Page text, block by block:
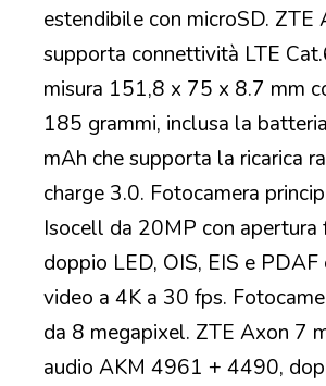
estendibile con microSD. ZTE
supporta connettività LTE
misura 151,8 x 75 x 8.7 mm
185 grammi, inclusa la
mAh che supporta la ricarica
charge 3.0. Fotocamera
Isocell da 20MP con apertura
doppio LED, OIS, EIS e PDAF
video a 4K a 30 fps.
da 8 megapixel. ZTE Axon 7
audio AKM 4961 + 4490,